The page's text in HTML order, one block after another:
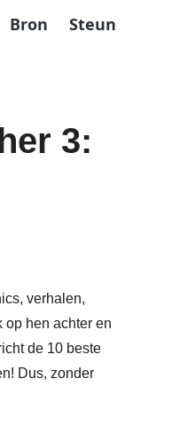
Bron Steun
3:
verhalen,
op hen achter en
de 10 beste
Dus, zonder